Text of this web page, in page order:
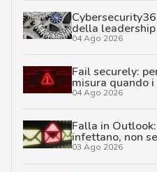
della
04 Ago 2026
Fail securely:
misura quando
04 Ago 2026
Falla in
infettano, non
03 Ago 2026